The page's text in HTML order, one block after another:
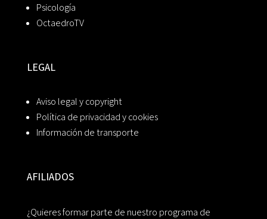
Psicología
OctaedroTV
LEGAL
Aviso legal y copyright
Política de privacidad y cookies
Información de transporte
AFILIADOS
¿Quieres formar parte de nuestro programa de